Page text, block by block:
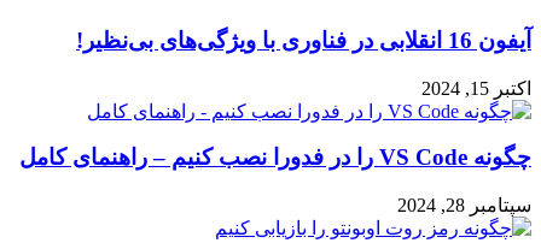
آیفون 16 انقلابی در فناوری با ویژگی‌های بی‌نظیر!
اکتبر 15, 2024
چگونه VS Code را در فدورا نصب کنیم – راهنمای کامل
سپتامبر 28, 2024